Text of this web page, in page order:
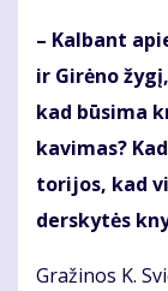
– Kal­bant
ir Gi­rė­no
kad bū­si­ma
ka­vi­mas?
to­ri­jos, kad
ders­ky­tės
Gra­ži­nos K.